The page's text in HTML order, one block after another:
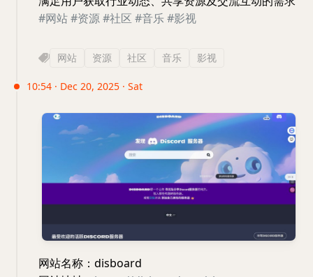
#网站#资源#社区 #音乐 #影视
网站 资源 社区 音乐 影视
10:54 · Dec 20, 2025 · Sat
网站名称：disboard